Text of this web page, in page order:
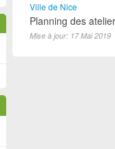
Ville de Nice
Planning des
Mise à jour: 17 Mai 2019